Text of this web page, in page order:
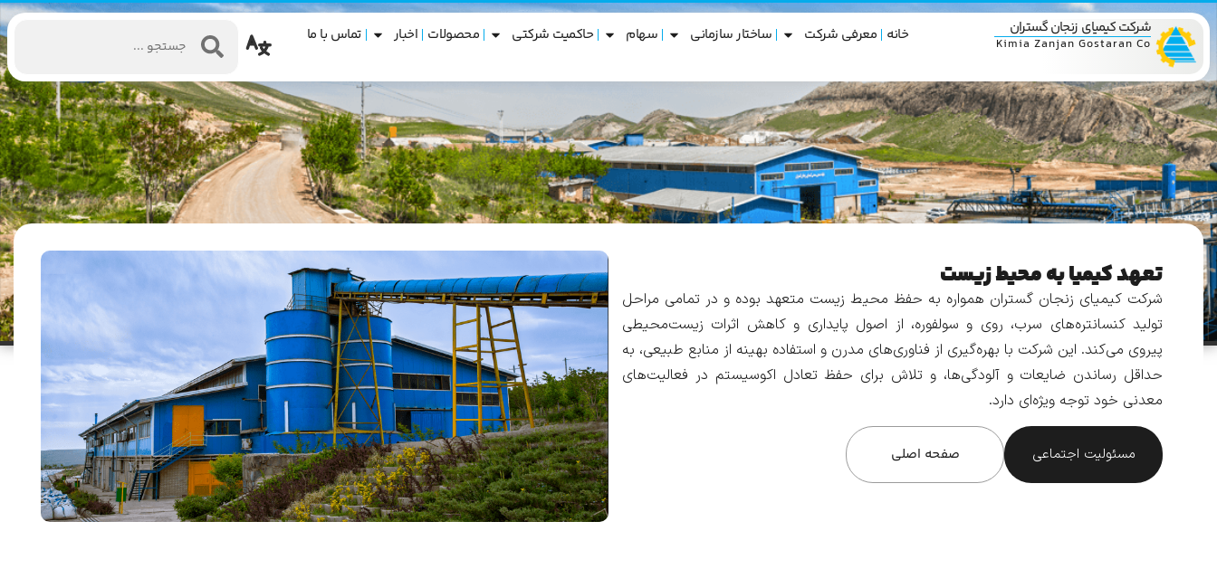
شرکت کیمیای زنجان گستران
Kimia Zanjan Gostaran Co خانه معرفی شرکت ساختار سازمانی سهام حاکمیت شرکتی محصولات اخبار تماس با ما
تعهد کیمیا به محیط زیست
شرکت کیمیای زنجان گستران همواره به حفظ محیط زیست متعهد بوده و در تمامی مراحل
تولید کنسانتره‌های سرب، روی و سولفوره، از اصول پایداری و کاهش اثرات زیست‌محیطی
پیروی می‌کند. این شرکت با بهره‌گیری از فناوری‌های مدرن و استفاده بهینه از منابع طبیعی، به
حداقل‌ رساندن ضایعات و آلودگی‌ها، و تلاش برای حفظ تعادل اکوسیستم در فعالیت‌های
معدنی خود توجه ویژه‌ای دارد.
مسئولیت اجتماعی صفحه اصلی